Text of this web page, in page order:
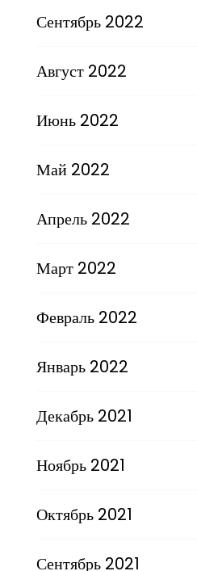
Сентябрь 2022
Август 2022
Июнь 2022
Май 2022
Апрель 2022
Март 2022
Февраль 2022
Январь 2022
Декабрь 2021
Ноябрь 2021
Октябрь 2021
Сентябрь 2021